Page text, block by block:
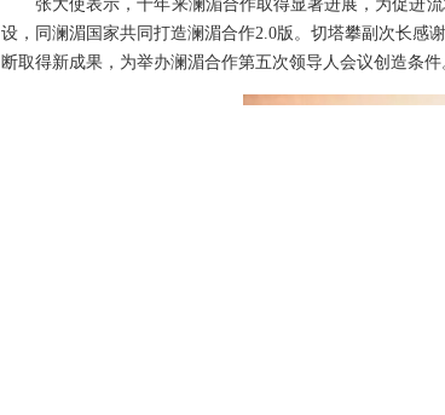
张大使表示，十年来澜湄合作取得显著进展，为促进
设，同澜湄国家共同打造澜湄合作2.0版。切塔攀副次长感
断取得新成果，为举办澜湄合作第五次领导人会议创造条件